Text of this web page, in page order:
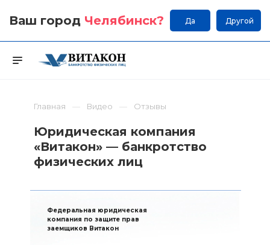
Ваш город Челябинск? Да Другой
Главная Видео Отзывы
Юридическая компания
«Витакон» — банкротство
физических лиц
Федеральная юридическая
компания по защите прав
заемщиков Витакон